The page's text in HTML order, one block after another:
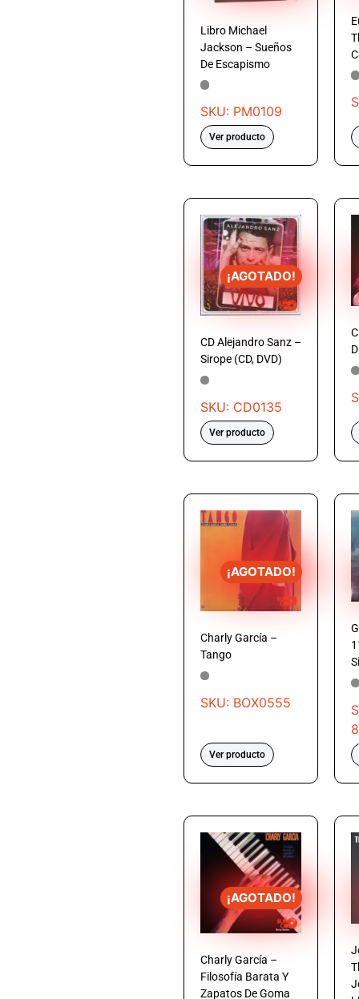
Libro Michael
Jackson – Sueños
De Escapismo
SKU: PM0109
Ver producto
¡AGOTADO!
CD Alejandro Sanz –
Sirope (CD, DVD)
SKU: CD0135
Ver producto
¡AGOTADO!
Charly García –
Tango
SKU: BOX0555
Ver producto
¡AGOTADO!
Charly García –
Filosofía Barata Y
Zapatos De Goma